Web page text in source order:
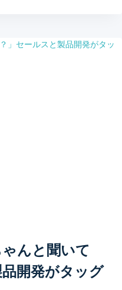
ゃんと聞いて
開発がタッグ